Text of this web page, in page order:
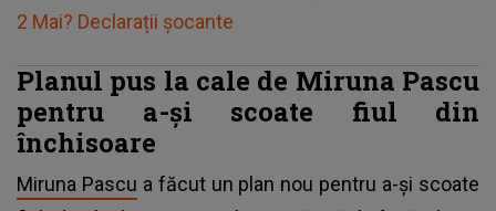
2 Mai? Declarații șocante
Planul pus la cale de Miruna Pascu
pentru a-și scoate fiul din
închisoare
Miruna Pascu a făcut un plan nou pentru a-și scoate